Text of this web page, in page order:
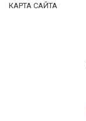
КАРТА САЙТА